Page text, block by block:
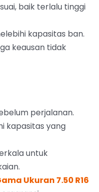
baik terlalu tinggi
kapasitas ban.
keausan tidak
perjalanan.
kapasitas yang
untuk
Ukuran 7.50 R16